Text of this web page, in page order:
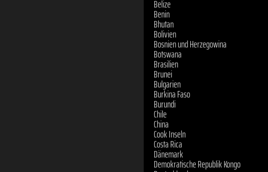
Brunei
Bulgarien
Burkina Faso
Burundi
Chile
China
Cook Inseln
Costa Rica
Dänemark
Demokratische Republik Kongo
Deutschland
Dominica
Dominikanische Republik
Dschibuti
Ecuador
El Salvador
Elfenbeinküste